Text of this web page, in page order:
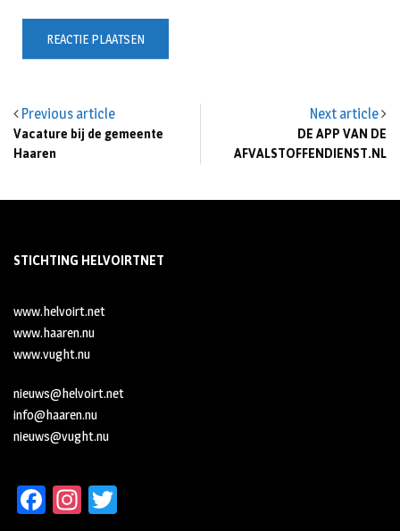
Previous article
Vacature bij de gemeente
Haaren
Next article
DE APP VAN DE
AFVALSTOFFENDIENST.NL
STICHTING HELVOIRTNET
www.helvoirt.net
www.haaren.nu
www.vught.nu
nieuws@helvoirt.net
info@haaren.nu
nieuws@vught.nu
Fa In